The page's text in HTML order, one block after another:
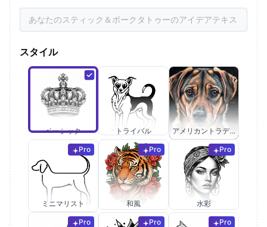
スタイル
ベーシック トライバル アメリカントラディショナル
Pro
ミニマリスト
Pro
和風
Pro
水彩
Pro Pro Pro